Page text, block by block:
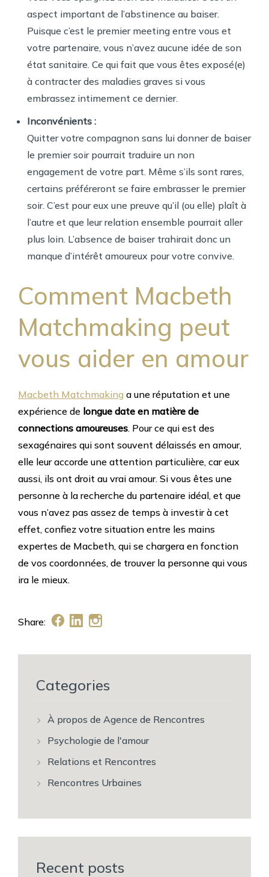
aspect important de l’abstinence au baiser.
Puisque c’est le premier meeting entre vous et
votre partenaire, vous n’avez aucune idée de son
état sanitaire. Ce qui fait que vous êtes exposé(e)
à contracter des maladies graves si vous
embrassez intimement ce dernier.
Inconvénients :
Quitter votre compagnon sans lui donner de baiser
le premier soir pourrait traduire un non
engagement de votre part. Même s’ils sont rares,
certains préféreront se faire embrasser le premier
soir. C’est pour eux une preuve qu’il (ou elle) plaît à
l’autre et que leur relation ensemble pourrait aller
plus loin. L’absence de baiser trahirait donc un
manque d’intérêt amoureux pour votre convive.
Comment Macbeth
Matchmaking peut
vous aider en amour
Macbeth Matchmaking a une réputation et une
expérience de longue date en matière de
connections amoureuses. Pour ce qui est des
sexagénaires qui sont souvent délaissés en amour,
elle leur accorde une attention particulière, car eux
aussi, ils ont droit au vrai amour. Si vous êtes une
personne à la recherche du partenaire idéal, et que
vous n’avez pas assez de temps à investir à cet
effet, confiez votre situation entre les mains
expertes de Macbeth, qui se chargera en fonction
de vos coordonnées, de trouver la personne qui vous
ira le mieux.
Share:
Categories
À propos de Agence de Rencontres
Psychologie de l'amour
Relations et Rencontres
Rencontres Urbaines
Recent posts